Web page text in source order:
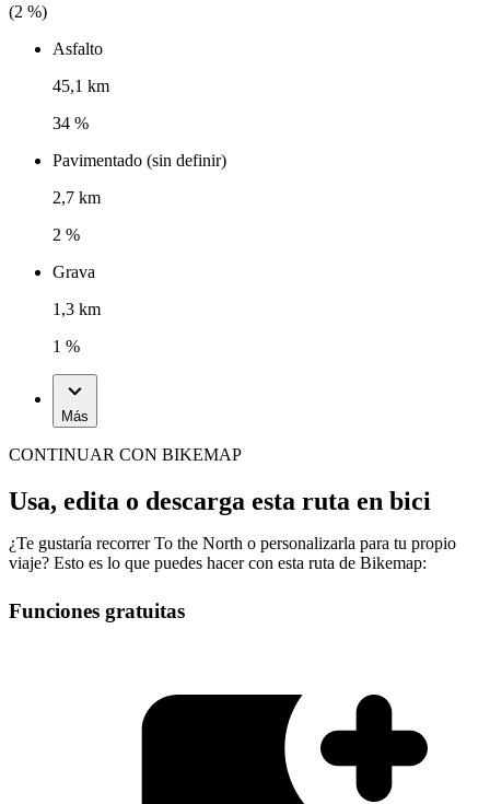
(2 %)
Asfalto
45,1 km
34 %
Pavimentado (sin definir)
2,7 km
2 %
Grava
1,3 km
1 %
Más
CONTINUAR CON BIKEMAP
Usa, edita o descarga esta ruta en bici
¿Te gustaría recorrer To the North o personalizarla para tu propio
viaje? Esto es lo que puedes hacer con esta ruta de Bikemap:
Funciones gratuitas